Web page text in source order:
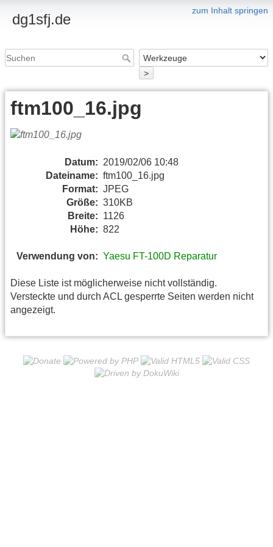
zum Inhalt springen
dg1sfj.de
>
ftm100_16.jpg
Datum: 2019/02/06 10:48
Dateiname: ftm100_16.jpg
Format: JPEG
Größe: 310KB
Breite: 1126
Höhe: 822
Verwendung von: Yaesu FT-100D Reparatur
Diese Liste ist möglicherweise nicht vollständig.
Versteckte und durch ACL gesperrte Seiten werden nicht
angezeigt.